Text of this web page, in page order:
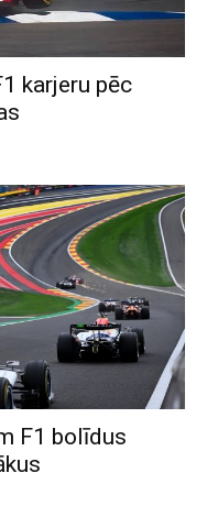
karjeru pēc
F1 bolīdus